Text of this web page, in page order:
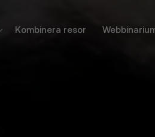
Kombinera resor